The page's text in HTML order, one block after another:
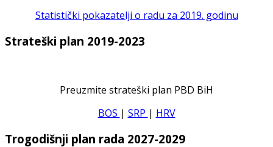
Statistički pokazatelji o radu za 2019. godinu
Strateški plan 2019-2023
Preuzmite strateški plan PBD BiH
BOS | SRP | HRV
Trogodišnji plan rada 2027-2029